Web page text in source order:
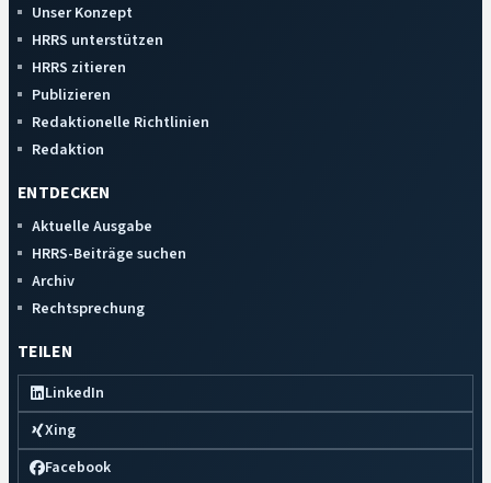
Unser Konzept
HRRS unterstützen
HRRS zitieren
Publizieren
Redaktionelle Richtlinien
Redaktion
ENTDECKEN
Aktuelle Ausgabe
HRRS-Beiträge suchen
Archiv
Rechtsprechung
TEILEN
LinkedIn
Xing
Facebook